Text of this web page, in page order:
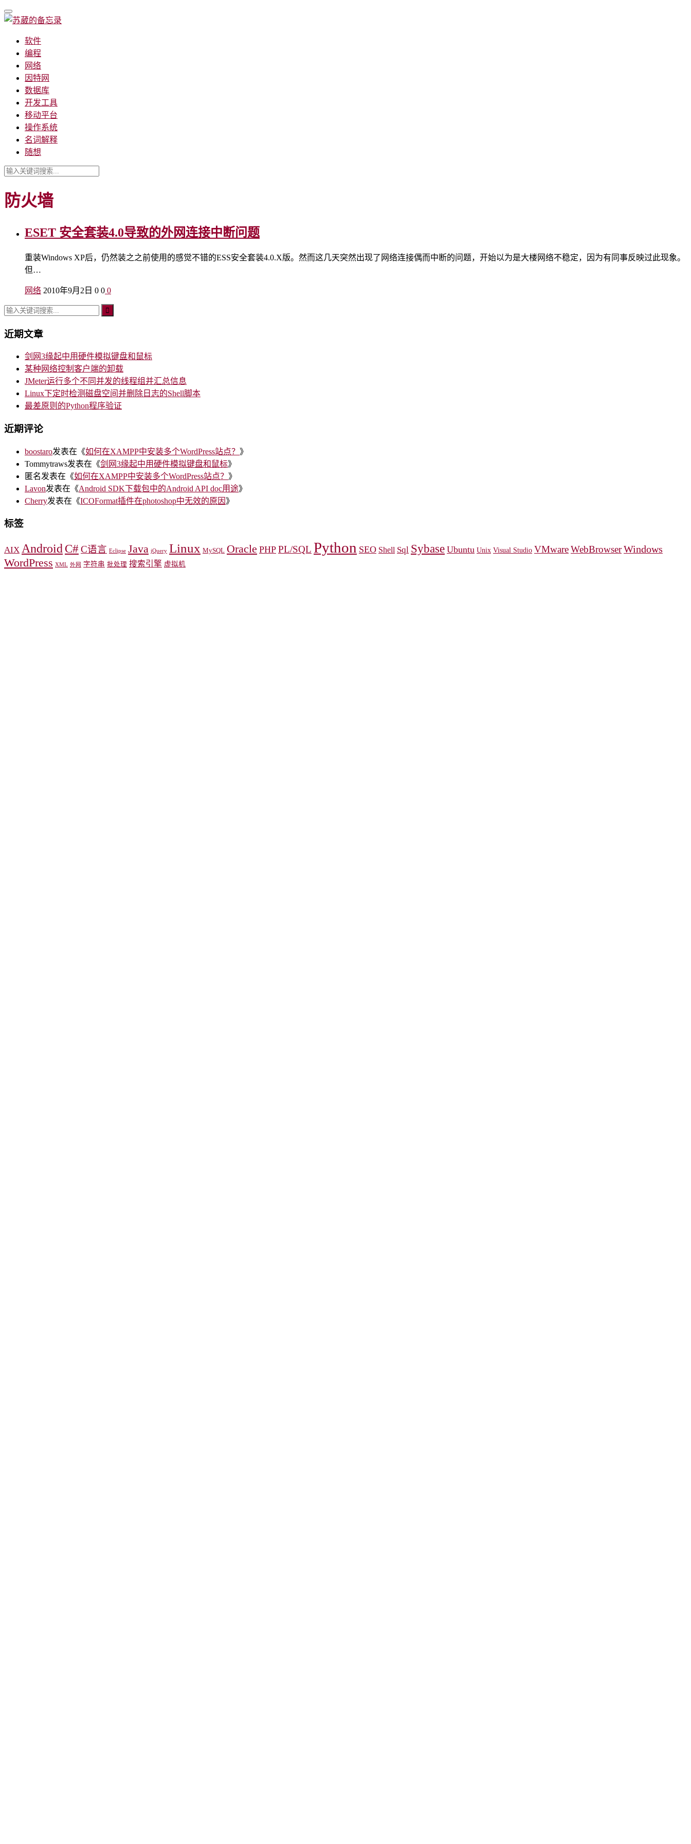
软件
编程
网络
因特网
数据库
开发工具
移动平台
操作系统
名词解释
随想
防火墙
ESET 安全套装4.0导致的外网连接中断问题
重装Windows XP后，仍然装之之前使用的感觉不错的ESS安全套装4.0.X版。然而这几天突然出现了网络连接偶而中断的问题，开始以为是大楼网络不稳定，因为有同事反映过此现象。
但…
网络 2010年9月2日 0 0 0
近期文章
剑网3缘起中用硬件模拟键盘和鼠标
某种网络控制客户端的卸载
JMeter运行多个不同并发的线程组并汇总信息
Linux下定时检测磁盘空间并删除日志的Shell脚本
最差原则的Python程序验证
近期评论
boostaro发表在《如何在XAMPP中安装多个WordPress站点？ 》
Tommytraws发表在《剑网3缘起中用硬件模拟键盘和鼠标》
匿名发表在《如何在XAMPP中安装多个WordPress站点？ 》
Lavon发表在《Android SDK下载包中的Android API doc用途》
Cherry发表在《ICOFormat插件在photoshop中无效的原因 》
标签
AIX Android C# C语言 Eclipse Java jQuery Linux MySQL Oracle PHP PL/SQL Python SEO Shell Sql Sybase Ubuntu Unix Visual Studio VMwareWebBrowserWindows
WordPress XML 外网 字符串 批处理 搜索引擎 虚拟机